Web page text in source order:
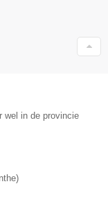
wel in de provincie
)